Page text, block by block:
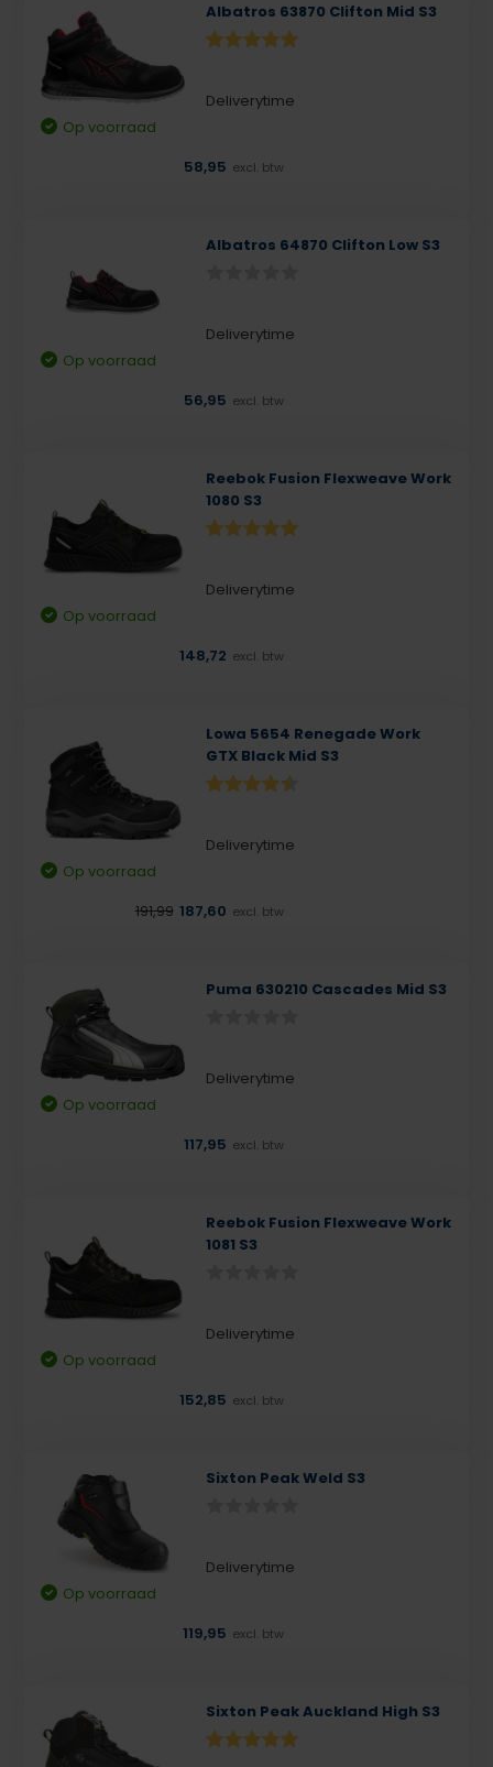
Albatros 63870 Clifton Mid S3
Deliverytime
Op voorraad
58,95 excl. btw
Albatros 64870 Clifton Low S3
Deliverytime
Op voorraad
56,95 excl. btw
Reebok Fusion Flexweave Work
1080 S3
Deliverytime
Op voorraad
148,72 excl. btw
Lowa 5654 Renegade Work
GTX Black Mid S3
Deliverytime
Op voorraad
191,99 187,60 excl. btw
Puma 630210 Cascades Mid S3
Deliverytime
Op voorraad
117,95 excl. btw
Reebok Fusion Flexweave Work
1081 S3
Deliverytime
Op voorraad
152,85 excl. btw
Sixton Peak Weld S3
Deliverytime
Op voorraad
119,95 excl. btw
Sixton Peak Auckland High S3